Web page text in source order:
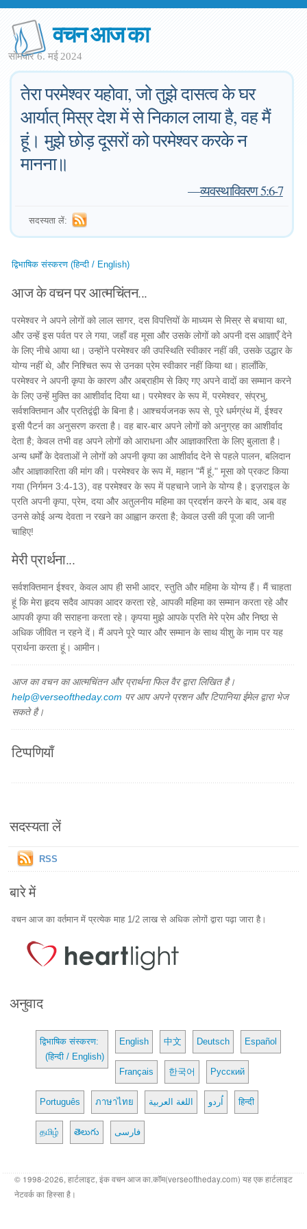
वचन आज का
सोमवार 6. मई 2024
तेरा परमेश्वर यहोवा, जो तुझे दासत्व के घर
आर्यात् मिस्र देश में से निकाल लाया है, वह मैं
हूं। मुझे छोड़ दूसरों को परमेश्वर करके न
मानना॥
—व्यवस्थाविवरण 5:6-7
सदस्यता लें:
द्विभाषिक संस्करण (हिन्दी / English)
आज के वचन पर आत्मचिंतन...
परमेश्वर ने अपने लोगों को लाल सागर, दस विपत्तियों के माध्यम से मिस्र से बचाया था,
और उन्हें इस पर्वत पर ले गया, जहाँ वह मूसा और उसके लोगों को अपनी दस आज्ञाएँ देने
के लिए नीचे आया था। उन्होंने परमेश्वर की उपस्थिति स्वीकार नहीं की, उसके उद्धार के
योग्य नहीं थे, और निश्चित रूप से उनका प्रेम स्वीकार नहीं किया था। हालाँकि,
परमेश्वर ने अपनी कृपा के कारण और अब्राहीम से किए गए अपने वादों का सम्मान करने
के लिए उन्हें मुक्ति का आशीर्वाद दिया था। परमेश्वर के रूप में, परमेश्वर, संप्रभु,
सर्वशक्तिमान और प्रतिद्वंद्वी के बिना है। आश्चर्यजनक रूप से, पूरे धर्मग्रंथ में, ईश्वर
इसी पैटर्न का अनुसरण करता है। वह बार-बार अपने लोगों को अनुग्रह का आशीर्वाद
देता है; केवल तभी वह अपने लोगों को आराधना और आज्ञाकारिता के लिए बुलाता है।
अन्य धर्मों के देवताओं ने लोगों को अपनी कृपा का आशीर्वाद देने से पहले पालन, बलिदान
और आज्ञाकारिता की मांग की। परमेश्वर के रूप में, महान "मैं हूं," मूसा को प्रकट किया
गया (निर्गमन 3:4-13), वह परमेश्वर के रूप में पहचाने जाने के योग्य है। इज़राइल के
प्रति अपनी कृपा, प्रेम, दया और अतुलनीय महिमा का प्रदर्शन करने के बाद, अब वह
उनसे कोई अन्य देवता न रखने का आह्वान करता है; केवल उसी की पूजा की जानी
चाहिए!
मेरी प्रार्थना...
सर्वशक्तिमान ईश्वर, केवल आप ही सभी आदर, स्तुति और महिमा के योग्य हैं। मैं चाहता
हूं कि मेरा हृदय सदैव आपका आदर करता रहे, आपकी महिमा का सम्मान करता रहे और
आपकी कृपा की सराहना करता रहे। कृपया मुझे आपके प्रति मेरे प्रेम और निष्ठा से
अधिक जीवित न रहने दें। मैं अपने पूरे प्यार और सम्मान के साथ यीशु के नाम पर यह
प्रार्थना करता हूं। आमीन।
आज का वचन का आत्मचिंतन और प्रार्थना फिल वैर द्वारा लिखित है।
help@verseoftheday.com पर आप अपने प्रशन और टिपानिया ईमेल द्वारा भेज
सकते है।
टिप्पणियाँ
सदस्यता लें
RSS
बारे में
वचन आज का वर्तमान में प्रत्येक माह 1/2 लाख से अधिक लोगों द्वारा पढ़ा जारा है।
अनुवाद
द्विभाषिक संस्करण:
(हिन्दी / English)
English 中文 Deutsch Español
Français 한국어 Русский
Português ภาษาไทย اللغة العربية اُردو हिन्दी
தமிழ் తెలుగు فارسی
© 1998-2026, हार्टलाइट, इंक वचन आज का.कॉम(verseoftheday.com) यह एक हार्टलाइट
नेटवर्क का हिस्सा है।